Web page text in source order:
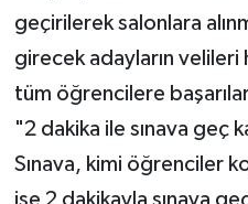
geçirilerek salonlara
girecek adayların velileri
tüm öğrencilere
"2 dakika ile sınava geç
Sınava, kimi öğrenciler
ise 2 dakikayla sınava